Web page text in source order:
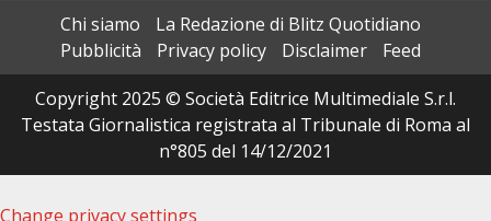
Chi siamo
La Redazione di Blitz Quotidiano
Pubblicità
Privacy policy Disclaimer
Feed
Copyright 2025 © Società Editrice Multimediale S.r.l.
Testata Giornalistica registrata al Tribunale di Roma al
n°805 del 14/12/2021
Change privacy settings